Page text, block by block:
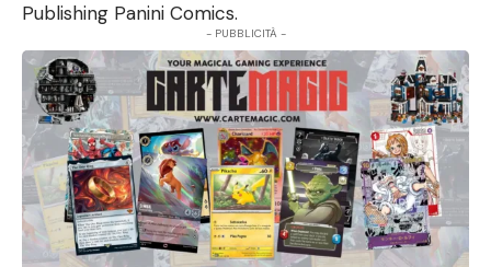
Publishing Panini Comics.
- PUBBLICITÀ -